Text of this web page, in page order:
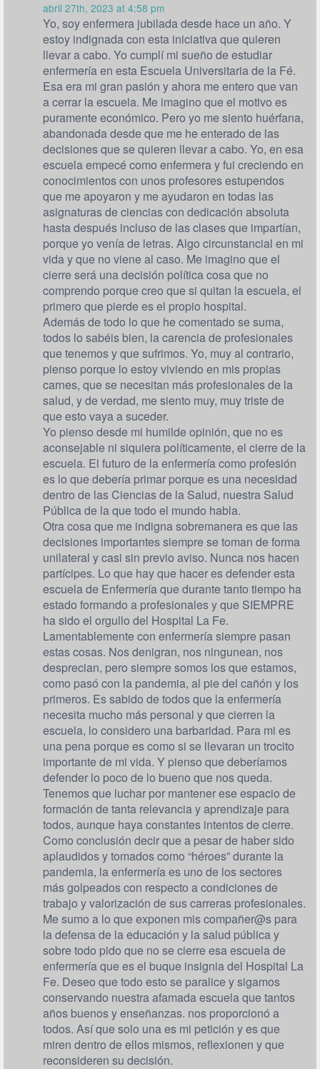
abril 27th, 2023 at 4:58 pm
Yo, soy enfermera jubilada desde hace un año. Y
estoy indignada con esta iniciativa que quieren
llevar a cabo. Yo cumplí mi sueño de estudiar
enfermería en esta Escuela Universitaria de la Fé.
Esa era mi gran pasión y ahora me entero que van
a cerrar la escuela. Me imagino que el motivo es
puramente económico. Pero yo me siento huérfana,
abandonada desde que me he enterado de las
decisiones que se quieren llevar a cabo. Yo, en esa
escuela empecé como enfermera y fui creciendo en
conocimientos con unos profesores estupendos
que me apoyaron y me ayudaron en todas las
asignaturas de ciencias con dedicación absoluta
hasta después incluso de las clases que impartían,
porque yo venía de letras. Algo circunstancial en mi
vida y que no viene al caso. Me imagino que el
cierre será una decisión política cosa que no
comprendo porque creo que si quitan la escuela, el
primero que pierde es el propio hospital.
Además de todo lo que he comentado se suma,
todos lo sabéis bien, la carencia de profesionales
que tenemos y que sufrimos. Yo, muy al contrario,
pienso porque lo estoy viviendo en mis propias
carnes, que se necesitan más profesionales de la
salud, y de verdad, me siento muy, muy triste de
que esto vaya a suceder.
Yo pienso desde mi humilde opinión, que no es
aconsejable ni siquiera políticamente, el cierre de la
escuela. El futuro de la enfermería como profesión
es lo que debería primar porque es una necesidad
dentro de las Ciencias de la Salud, nuestra Salud
Pública de la que todo el mundo habla.
Otra cosa que me indigna sobremanera es que las
decisiones importantes siempre se toman de forma
unilateral y casi sin previo aviso. Nunca nos hacen
partícipes. Lo que hay que hacer es defender esta
escuela de Enfermería que durante tanto tiempo ha
estado formando a profesionales y que SIEMPRE
ha sido el orgullo del Hospital La Fe.
Lamentablemente con enfermería siempre pasan
estas cosas. Nos denigran, nos ningunean, nos
desprecian, pero siempre somos los que estamos,
como pasó con la pandemia, al pie del cañón y los
primeros. Es sabido de todos que la enfermería
necesita mucho más personal y que cierren la
escuela, lo considero una barbaridad. Para mi es
una pena porque es como si se llevaran un trocito
importante de mi vida. Y pienso que deberíamos
defender lo poco de lo bueno que nos queda.
Tenemos que luchar por mantener ese espacio de
formación de tanta relevancia y aprendizaje para
todos, aunque haya constantes intentos de cierre.
Como conclusión decir que a pesar de haber sido
aplaudidos y tomados como “héroes” durante la
pandemia, la enfermería es uno de los sectores
más golpeados con respecto a condiciones de
trabajo y valorización de sus carreras profesionales.
Me sumo a lo que exponen mis compañer@s para
la defensa de la educación y la salud pública y
sobre todo pido que no se cierre esa escuela de
enfermería que es el buque insignia del Hospital La
Fe. Deseo que todo esto se paralice y sigamos
conservando nuestra afamada escuela que tantos
años buenos y enseñanzas. nos proporcionó a
todos. Así que solo una es mi petición y es que
miren dentro de ellos mismos, reflexionen y que
reconsideren su decisión.